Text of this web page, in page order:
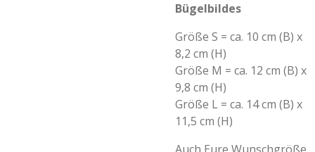
Bügelbildes
Größe S = ca. 10 cm (B) x
8,2 cm (H)
Größe M = ca. 12 cm (B) x
9,8 cm (H)
Größe L = ca. 14 cm (B) x
11,5 cm (H)